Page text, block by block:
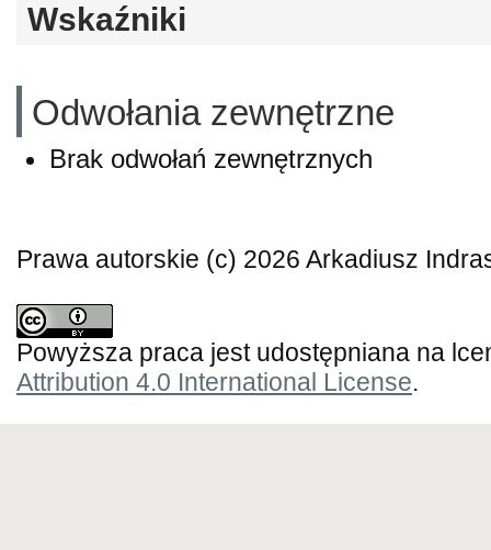
Wskaźniki
Odwołania zewnętrzne
Brak odwołań zewnętrznych
Prawa autorskie (c) 2026 Arkadiusz
Powyższa praca jest udostępniana na
Attribution 4.0 International License.